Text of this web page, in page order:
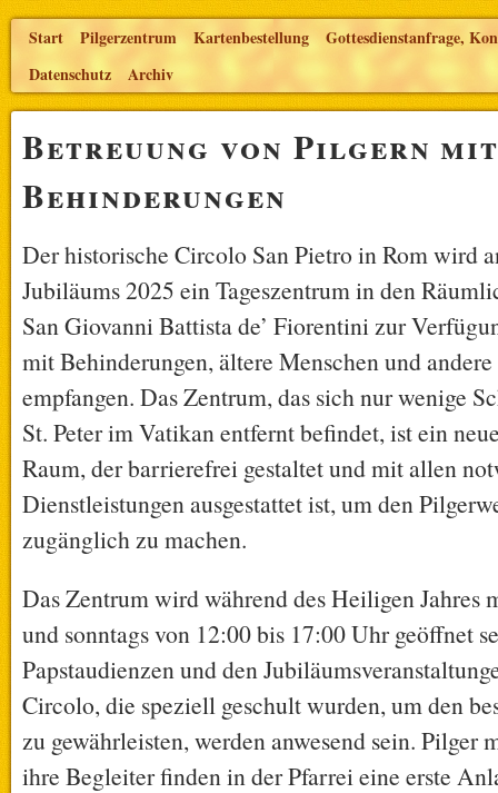
Start Pilgerzentrum Kartenbestellung
Gottesdienstanfrage,
Datenschutz
Archiv
Betreuung von Pilgern
Behinderungen
Der historische Circolo San Pietro in Rom wird
Jubiläums 2025 ein Tageszentrum in den
San Giovanni Battista de’ Fiorentini zur
mit Behinderungen, ältere Menschen und
empfangen. Das Zentrum, das sich nur wenige
St. Peter im Vatikan entfernt befindet, ist ein
Raum, der barrierefrei gestaltet und mit allen
Dienstleistungen ausgestattet ist, um den
zugänglich zu machen.
Das Zentrum wird während des Heiligen Jahres
und sonntags von 12:00 bis 17:00 Uhr geöffnet
Papstaudienzen und den
Circolo, die speziell geschult wurden, um den
zu gewährleisten, werden anwesend sein. Pilger
ihre Begleiter finden in der Pfarrei eine erste